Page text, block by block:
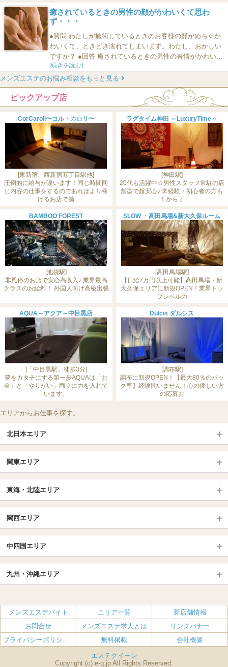
こでも、ある種の男性は、そこで働いているおねえさんに
恋します。それはなぜなのかといえば、自分にとって都合
のいいところしか見てい...
癒されているときの男性の顔がかわいくて思わ
ず・・・
●質問 わたしが施術しているときのお客様の顔がめちゃか
わいくて、ときどき濡れてしまいます。わたし、おかしい
ですか？ ●回答 癒されているときの男性の表情がかわいく
て、つい……というエステティシャンっていますよ。 もの
すごくたくさんいるかどうかは知りませんが、でもいるに
はいます。 そういう人は母性本能をくすぐられることに弱
いのだろうと思います。 大人の男が（1）子供のように
か...
[続きを読む]
メンズエステのお悩み相談をもっと見る
ピックアップ店
CorCaroli〜コル・カロリ〜
[東新宿、西新宿五丁目駅他]
圧倒的に給与が違います！同じ時間同
じ内容の仕事をするのであればより稼
げるお店で働
ラグタイム神田 ～LuxuryTime～
[神田駅]
20代も活躍中☆男性スタッフ常駐の店
舗型で超安心♪ 未経験・初心者の方も
１から丁
BAMBOO FOREST
[池袋駅]
非風俗のお店で安心高収入♪ 業界最高
クラスのお給料！ 外国人向け高級出張
SLOW ・高田馬場&新大久保ルーム
[高田馬場駅]
【日給7万円以上可能】高田馬場・新
大久保エリアに新規OPEN！業界トッ
プレベルの
AQUA～アクア～中目黒店
[「中目黒駅」徒歩3分]
夢をカタチにする第一歩AQUAは「お
金」と「やりがい」両立に力を入れて
います。
Dulcis ダルシス
[調布駅]
調布に新規OPEN！【最大80％のバッ
ク率】経験問いません！心の優しい方
の応募お
エリアからお仕事を探す。
北日本エリア
北海道（札幌・旭川・函館）
青森
岩手 (盛岡・北上)
福島 (いわき・郡山)
山形
長野・松本・上田
群馬（伊勢崎・高崎・前橋）
関東エリア
大宮・浦和・川口
越谷・春日部
千葉TOP
松戸・柏
池袋・大塚
新宿
恵比寿・目黒・自由が丘
赤坂・麻布・六本木
品川・五反田・蒲田
銀座・東京・新橋
飯田橋・水道橋・市ヶ谷
神田・秋葉原・人形町
上野・鶯谷
赤羽・板橋
東海・北陸エリア
愛知（名古屋）
岐阜県
北陸
名古屋TOP
丸の内・久屋・高岳
大須・上前津・鶴舞
新栄町・東新町
千種・今池・黒川・大曽根
金山・熱田
一宮・津島・小牧
刈谷・安城・岡崎・豊橋
関西エリア
京都駅・伏見区
烏丸御池駅
四条烏丸・河原町・祇園四条
三条・京都市役所前
大阪エリア
梅田・北新地
肥後橋・淀屋橋・北浜
南森町・天満・京橋
日本橋（大阪市）
中四国エリア
広島
岡山
香川（高松）
愛媛（松山）
徳島
高知
九州・沖縄エリア
福岡
佐賀
長崎
熊本
大分
鹿児島
メンズエステバイト エリア一覧
新店舗情報
お問合せ
メンズエステ求人とは
リンクバナー
プライバシーポリシー・利用規約
無料掲載 会社概要
エステクイーン
Copyright (c) e-q.jp All Rights Reserved.